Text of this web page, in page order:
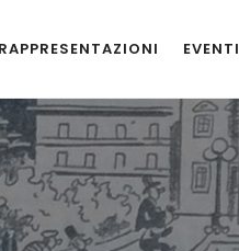
RAPPRESENTAZIONI EVENTI